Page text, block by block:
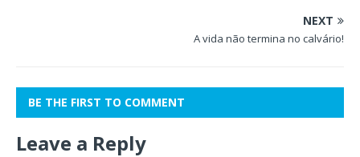
NEXT
A vida não termina no calvário!
BE THE FIRST TO COMMENT
Leave a Reply